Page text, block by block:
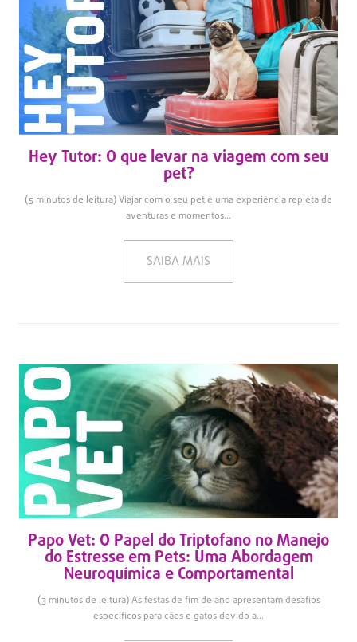
Hey Tutor: O que levar na viagem com seu
pet?
(5 minutos de leitura) Viajar com o seu pet é uma experiência repleta de
aventuras e momentos...
SAIBA MAIS
Papo Vet: O Papel do Triptofano no Manejo
do Estresse em Pets: Uma Abordagem
Neuroquímica e Comportamental
(3 minutos de leitura) As festas de fim de ano apresentam desafios
específicos para cães e gatos devido a...